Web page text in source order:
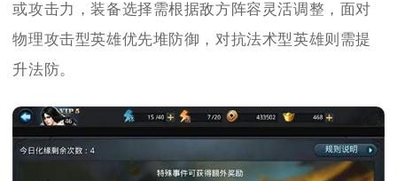
或攻击力，装备选择需根据敌方阵容灵活调整，面对
物理攻击型英雄优先堆防御，对抗法术型英雄则需提
升法防。